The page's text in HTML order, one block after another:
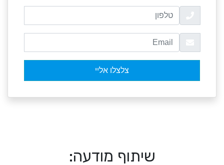
שיתוף מודעה: